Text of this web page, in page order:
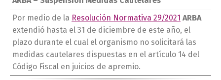
Por medio de la Resolución Normativa 29/2021 ARBA
extendió hasta el 31 de diciembre de este año, el
plazo durante el cual el organismo no solicitará las
medidas cautelares dispuestas en el artículo 14 del
Código Fiscal en juicios de apremio.